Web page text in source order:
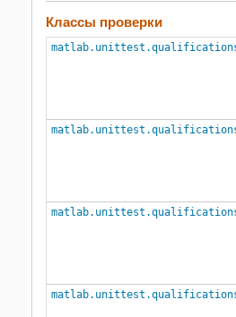
Классы проверки